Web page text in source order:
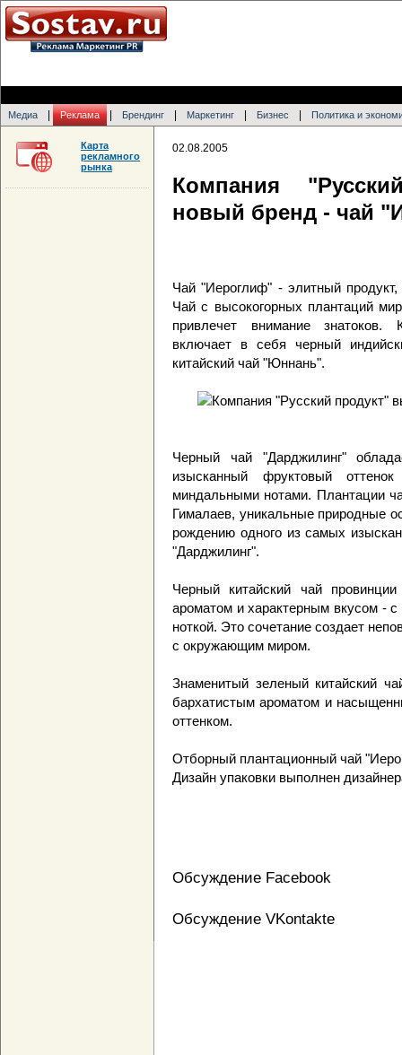
Медиа Реклама Брендинг Маркетинг Бизнес Политика и
02.08.2005
Компания
новый бренд - чай
Чай "Иероглиф" - элитный
Чай с высокогорных плантаций
привлечет внимание знатоков.
включает в себя черный
китайский чай "Юннань".
Черный чай "Дарджилинг"
изысканный фруктовый
миндальными нотами. Плантации
Гималаев, уникальные природные
рождению одного из самых
"Дарджилинг".
Черный китайский чай
ароматом и характерным вкусом -
ноткой. Это сочетание создает
с окружающим миром.
Знаменитый зеленый китайский
бархатистым ароматом и
оттенком.
Отборный плантационный чай
Дизайн упаковки выполнен
Обсуждение Facebook
Обсуждение VKontakte
Карта
рекламного
рынка